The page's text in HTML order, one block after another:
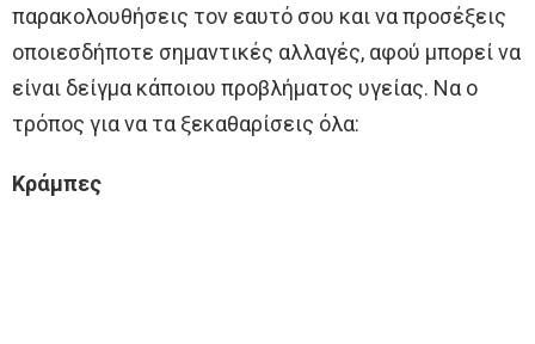
παρακολουθήσεις τον εαυτό σου και να προσέξεις
οποιεσδήποτε σημαντικές αλλαγές, αφού μπορεί να
είναι δείγμα κάποιου προβλήματος υγείας. Να ο
τρόπος για να τα ξεκαθαρίσεις όλα:
Κράμπες